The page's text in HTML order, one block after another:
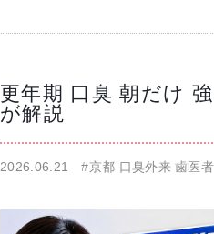
舌苔除去治療
仁科歯科医院ブログ
更年期 口臭 朝だけ
が解説
2026.06.21#京都 口臭外来 歯医者